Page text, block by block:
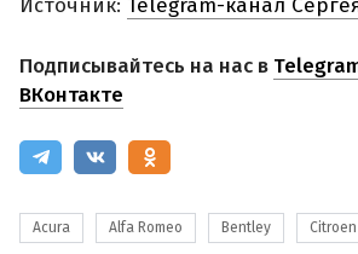
Источник: Telegram-канал
Подписывайтесь на нас в
ВКонтакте
Acura Alfa Romeo Bentley Citroen